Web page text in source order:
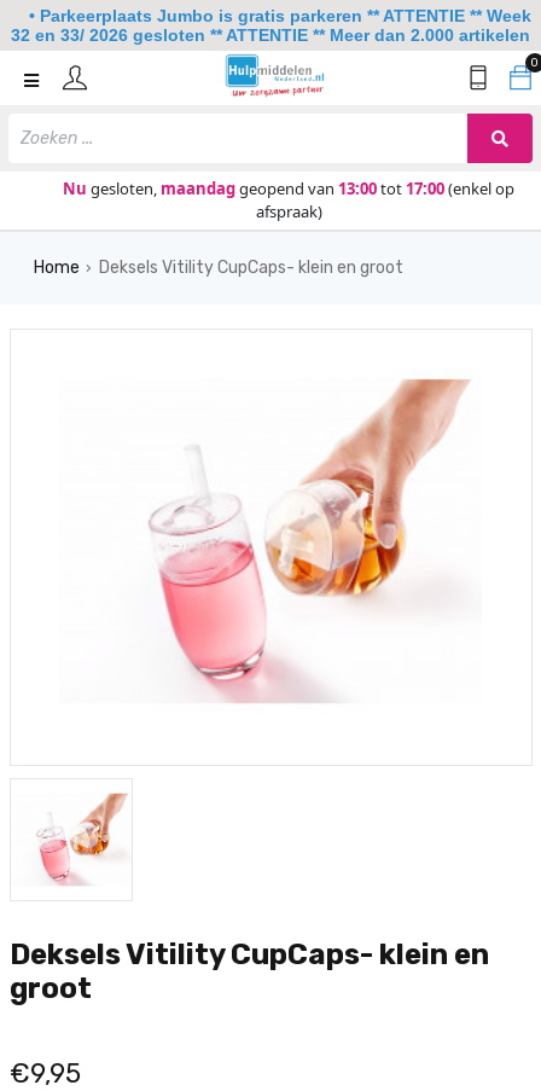
0
Nu gesloten, maandaggeopend van 13:00tot 17:00(enkel op
afspraak)
Home
Keuken
Home › Deksels Vitility CupCaps- klein en groot
Deksels Vitility CupCaps- klein en
groot
€9,95
• Parkeerplaats Jumbo is gratis parkeren ** ATTENTIE ** Week
32 en 33/ 2026 gesloten ** ATTENTIE ** Meer dan 2.000 artikelen